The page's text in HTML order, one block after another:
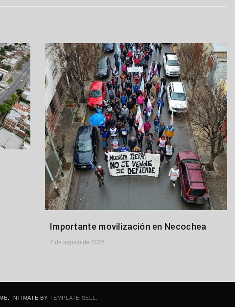
Importante movilización en Necochea
7 de agosto de 2026
INTIMATE BYTEMPLATE SELL.